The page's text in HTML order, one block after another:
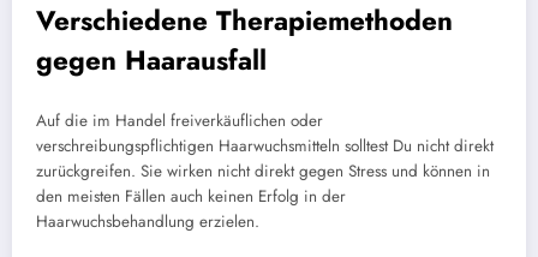
Verschiedene Therapiemethoden
gegen Haarausfall
Auf die im Handel freiverkäuflichen oder
verschreibungspflichtigen Haarwuchsmitteln solltest Du nicht direkt
zurückgreifen. Sie wirken nicht direkt gegen Stress und können in
den meisten Fällen auch keinen Erfolg in der
Haarwuchsbehandlung erzielen.